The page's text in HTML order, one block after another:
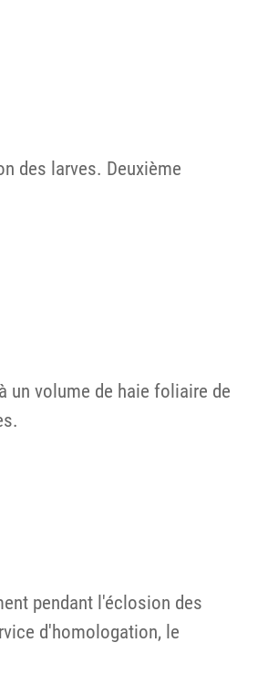
des larves. Deuxième
un volume de haie foliaire de
pendant l'éclosion des
d'homologation, le